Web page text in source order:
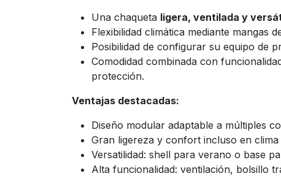
Una chaqueta ligera, ventilada y
Flexibilidad climática mediante mangas
Posibilidad de configurar su equipo de
Comodidad combinada con
protección.
Ventajas destacadas:
Diseño modular adaptable a múltiples
Gran ligereza y confort incluso en clima
Versatilidad: shell para verano o base
Alta funcionalidad: ventilación, bolsillo